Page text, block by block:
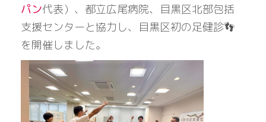
パン代表）、都立広尾病院、目黒区北部包括
支援センターと協力し、目黒区初の足健診👣
を開催しました。